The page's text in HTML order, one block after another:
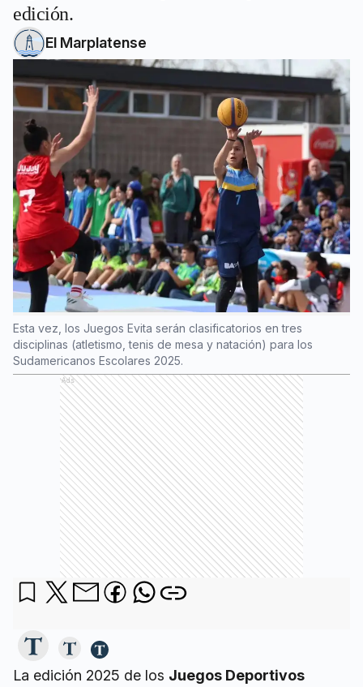
edición.
El Marplatense
Esta vez, los Juegos Evita serán clasificatorios en tres
disciplinas (atletismo, tenis de mesa y natación) para los
Sudamericanos Escolares 2025.
Ads
La edición 2025 de los Juegos Deportivos